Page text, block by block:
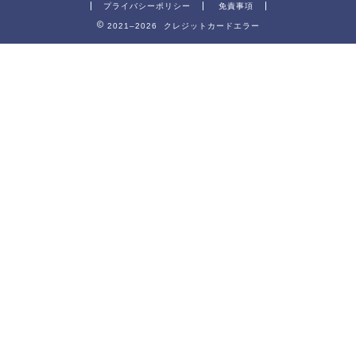
プライバシーポリシー 免責事項
2021–2026 クレジットカードエラー